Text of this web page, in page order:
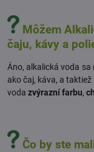
Môžem
čaju, kávy a
Áno, alkalická voda
ako čaj, káva, a
voda zvýrazní farbu,
Čo by ste